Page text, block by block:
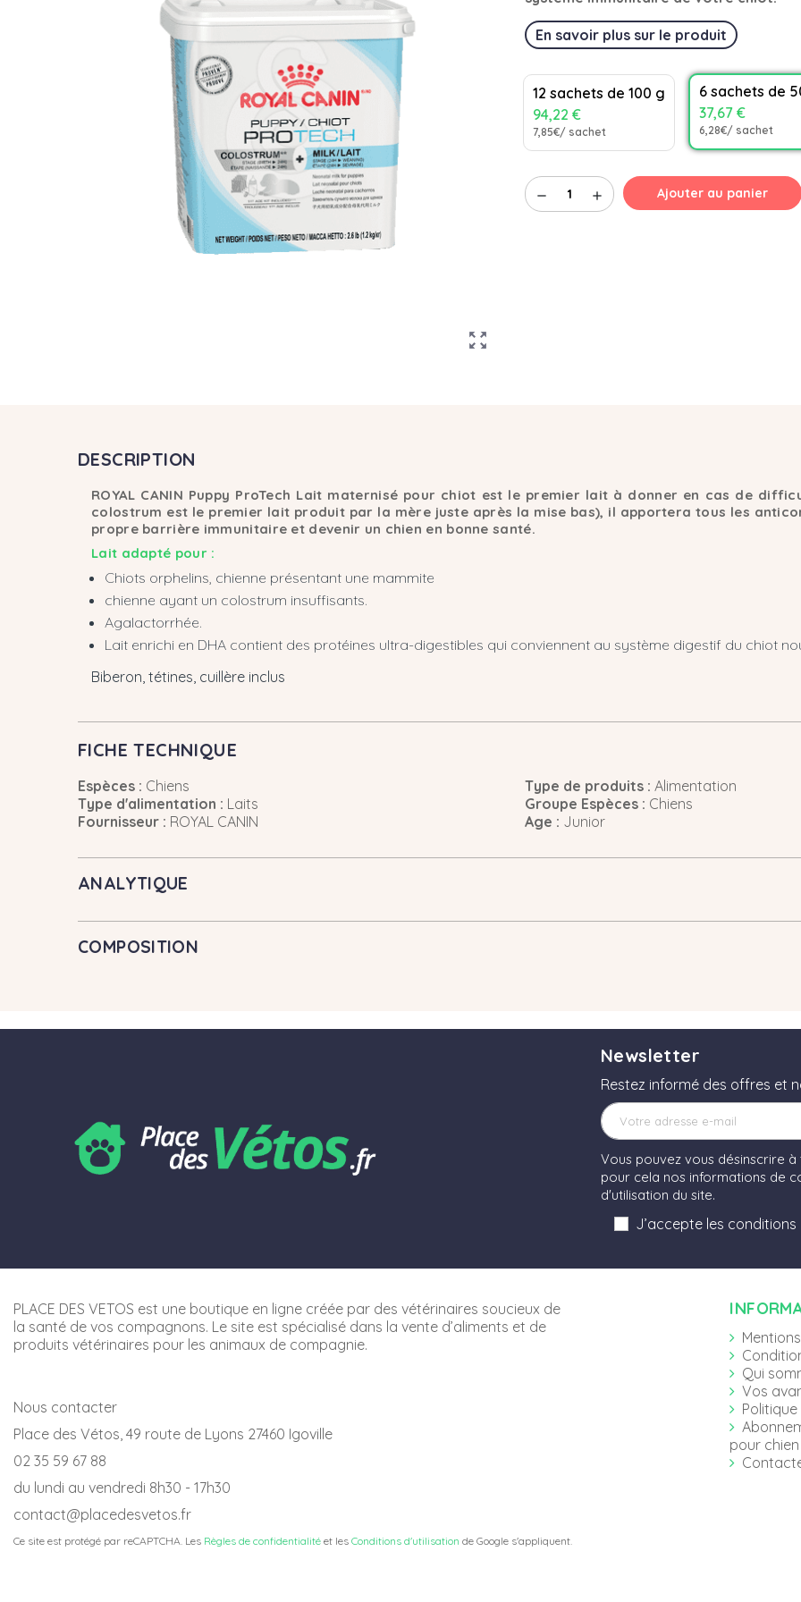
zoom_out_map
En savoir plus sur le produit
12 sachets de 100 g
94,22 €
7,85€/ sachet
6 sachets de
37,67 €
6,28€/ sachet
remove add Ajouter au panier
DESCRIPTION
ROYAL CANIN Puppy ProTech Lait maternisé pour chiot est le premier lait à donner en cas de
colostrum est le premier lait produit par la mère juste après la mise bas), il apportera tous les
propre barrière immunitaire et devenir un chien en bonne santé.
Lait adapté pour :
Chiots orphelins, chienne présentant une mammite
chienne ayant un colostrum insuffisants.
Agalactorrhée.
Lait enrichi en DHA contient des protéines ultra-digestibles qui conviennent au système digestif du chiot
Biberon, tétines, cuillère inclus
FICHE TECHNIQUE
Espèces : Chiens Type de produits : Alimentation
Type d'alimentation : Laits Groupe Espèces : Chiens
Fournisseur : ROYAL CANIN Age : Junior
ANALYTIQUE
COMPOSITION
Newsletter
Restez informé des offres et
Vous pouvez vous désinscrire
pour cela nos informations de
d'utilisation du site.
J’accepte les
PLACE DES VETOS est une boutique en ligne créée par des vétérinaires soucieux de
la santé de vos compagnons. Le site est spécialisé dans la vente d’aliments et de
produits vétérinaires pour les animaux de compagnie.
Nous contacter
Place des Vétos, 49 route de Lyons 27460 Igoville
02 35 59 67 88
du lundi au vendredi 8h30 - 17h30
contact@placedesvetos.fr
Ce site est protégé par reCAPTCHA. Les Règles de confidentialité et les Conditions d'utilisation de Google s'appliquent.
Qui
Vos
pour